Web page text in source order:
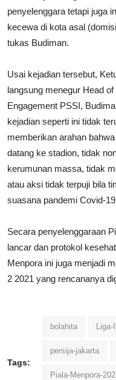
penyelenggara tetapi juga
kecewa di kota asal
tukas Budiman.
Usai kejadian tersebut,
langsung menegur Head
Engagement PSSI,
kejadian seperti ini tidak
memberikan arahan
datang ke stadion, tidak
kerumunan massa, tidak
atau aksi tidak terpuji bila
suasana pandemi Covid-
Secara penyelenggaraan
lancar dan protokol
Menpora ini juga menjadi
2 2021 yang rencananya
Tags:
bolahita Liga-
persija-jakarta
Piala-Menpora-